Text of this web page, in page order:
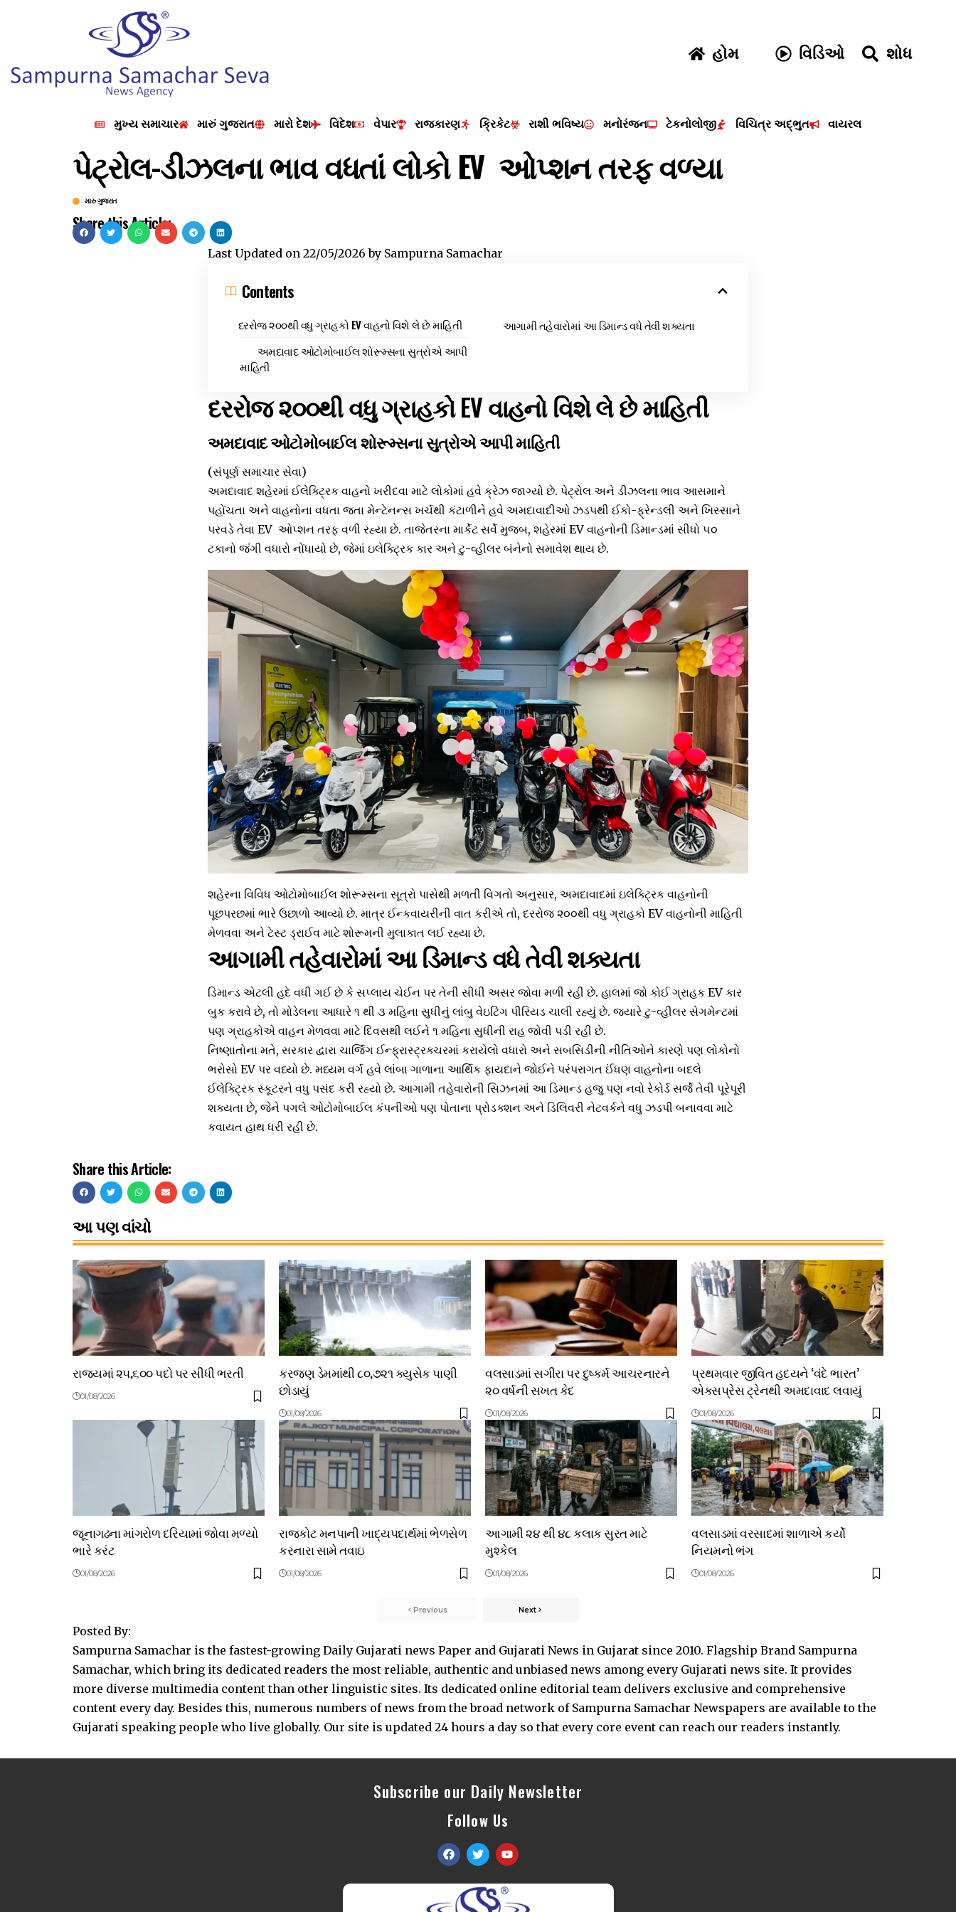
હોમ વિડિઓ શોધ
મુખ્ય સમાચાર મારું ગુજરાત મારો દેશ વિદેશ વેપાર રાજકારણ ક્રિકેટ રાશી ભવિષ્ય મનોરંજન ટેકનોલોજી વિચિત્ર અદ્ભુત વાયરલ
પેટ્રોલ-ડીઝલના ભાવ વધતાં લોકો EV ઓપ્શન તરફ વળ્યા
મારુ ગુજરાત
Share this Article:
Last Updated on 22/05/2026 by Sampurna Samachar
Contents
દરરોજ ૨૦૦થી વધુ ગ્રાહકો EV વાહનો વિશે લે છે માહિતી
અમદાવાદ ઓટોમોબાઈલ શોરૂમ્સના સુત્રોએ આપી
માહિતી
આગામી તહેવારોમાં આ ડિમાન્ડ વધે તેવી શક્યતા
દરરોજ ૨૦૦થી વધુ ગ્રાહકો EV વાહનો વિશે લે છે માહિતી
અમદાવાદ ઓટોમોબાઈલ શોરૂમ્સના સુત્રોએ આપી માહિતી
(સંપૂર્ણ સમાચાર સેવા)
અમદાવાદ શહેરમાં ઈલેક્ટ્રિક વાહનો ખરીદવા માટે લોકોમાં હવે ક્રેઝ જાગ્યો છે. પેટ્રોલ અને ડીઝલના ભાવ આસમાને
પહોંચતા અને વાહનોના વધતા જતા મેન્ટેનન્સ ખર્ચથી કંટાળીને હવે અમદાવાદીઓ ઝડપથી ઈકો-ફ્રેન્ડલી અને ખિસ્સાને
પરવડે તેવા EV ઓપ્શન તરફ વળી રહ્યા છે. તાજેતરના માર્કેટ સર્વે મુજબ, શહેરમાં EV વાહનોની ડિમાન્ડમાં સીધો ૫૦
ટકાનો જંગી વધારો નોંધાયો છે, જેમાં ઇલેક્ટ્રિક કાર અને ટુ-વ્હીલર બંનેનો સમાવેશ થાય છે.
શહેરના વિવિધ ઓટોમોબાઈલ શોરૂમ્સના સૂત્રો પાસેથી મળતી વિગતો અનુસાર, અમદાવાદમાં ઇલેક્ટ્રિક વાહનોની
પૂછપરછમાં ભારે ઉછાળો આવ્યો છે. માત્ર ઈન્કવાયરીની વાત કરીએ તો, દરરોજ ૨૦૦થી વધુ ગ્રાહકો EV વાહનોની માહિતી
મેળવવા અને ટેસ્ટ ડ્રાઈવ માટે શોરૂમની મુલાકાત લઈ રહ્યા છે.
આગામી તહેવારોમાં આ ડિમાન્ડ વધે તેવી શક્યતા
ડિમાન્ડ એટલી હદે વધી ગઈ છે કે સપ્લાય ચેઈન પર તેની સીધી અસર જોવા મળી રહી છે. હાલમાં જો કોઈ ગ્રાહક EV કાર
બુક કરાવે છે, તો મોડેલના આધારે ૧ થી ૩ મહિના સુધીનું લાંબુ વેઇટિંગ પીરિયડ ચાલી રહ્યું છે. જ્યારે ટુ-વ્હીલર સેગમેન્ટમાં
પણ ગ્રાહકોએ વાહન મેળવવા માટે દિવસથી લઈને ૧ મહિના સુધીની રાહ જોવી પડી રહી છે.
નિષ્ણાતોના મતે, સરકાર દ્વારા ચાર્જિંગ ઈન્ફ્રાસ્ટ્રક્ચરમાં કરાયેલો વધારો અને સબસિડીની નીતિઓને કારણે પણ લોકોનો
ભરોસો EV પર વધ્યો છે. મધ્યમ વર્ગ હવે લાંબા ગાળાના આર્થિક ફાયદાને જોઈને પરંપરાગત ઈંધણ વાહનોના બદલે
ઈલેક્ટ્રિક સ્કૂટરને વધુ પસંદ કરી રહ્યો છે. આગામી તહેવારોની સિઝનમાં આ ડિમાન્ડ હજુ પણ નવો રેકોર્ડ સર્જે તેવી પૂરેપૂરી
શક્યતા છે, જેને પગલે ઓટોમોબાઈલ કંપનીઓ પણ પોતાના પ્રોડક્શન અને ડિલિવરી નેટવર્કને વધુ ઝડપી બનાવવા માટે
કવાયત હાથ ધરી રહી છે.
Share this Article:
આ પણ વાંચો
રાજ્યમાં ૨૫,૬૦૦ પદો પર સીધી ભરતી
01/08/2026
કરજણ ડેમમાંથી ૮૦,૭૨૧ ક્યુસેક પાણી
છોડાયું
01/08/2026
વલસાડમાં સગીરા પર દુષ્કર્મ આચરનારને
૨૦ વર્ષની સખત કેદ
01/08/2026
પ્રથમવાર જીવિત હદયને ‘વંદે ભારત’
એક્સપ્રેસ ટ્રેનથી અમદાવાદ લવાયું
01/08/2026
જૂનાગઢના માંગરોળ દરિયામાં જોવા મળ્યો
ભારે કરંટ
01/08/2026
રાજકોટ મનપાની ખાદ્યપદાર્થમાં ભેળસેળ
કરનારા સામે તવાઇ
01/08/2026
આગામી ૨૪ થી ૪૮ કલાક સુરત માટે
મુશ્કેલ
01/08/2026
વલસાડમાં વરસાદમાં શાળાએ કર્યો
નિયમનો ભંગ
01/08/2026
Previous Next
Posted By:
Sampurna Samachar is the fastest-growing Daily Gujarati news Paper and Gujarati News in Gujarat since 2010. Flagship Brand Sampurna
Samachar, which bring its dedicated readers the most reliable, authentic and unbiased news among every Gujarati news site. It provides
more diverse multimedia content than other linguistic sites. Its dedicated online editorial team delivers exclusive and comprehensive
content every day. Besides this, numerous numbers of news from the broad network of Sampurna Samachar Newspapers are available to the
Gujarati speaking people who live globally. Our site is updated 24 hours a day so that every core event can reach our readers instantly.
Subscribe our Daily Newsletter
Follow Us